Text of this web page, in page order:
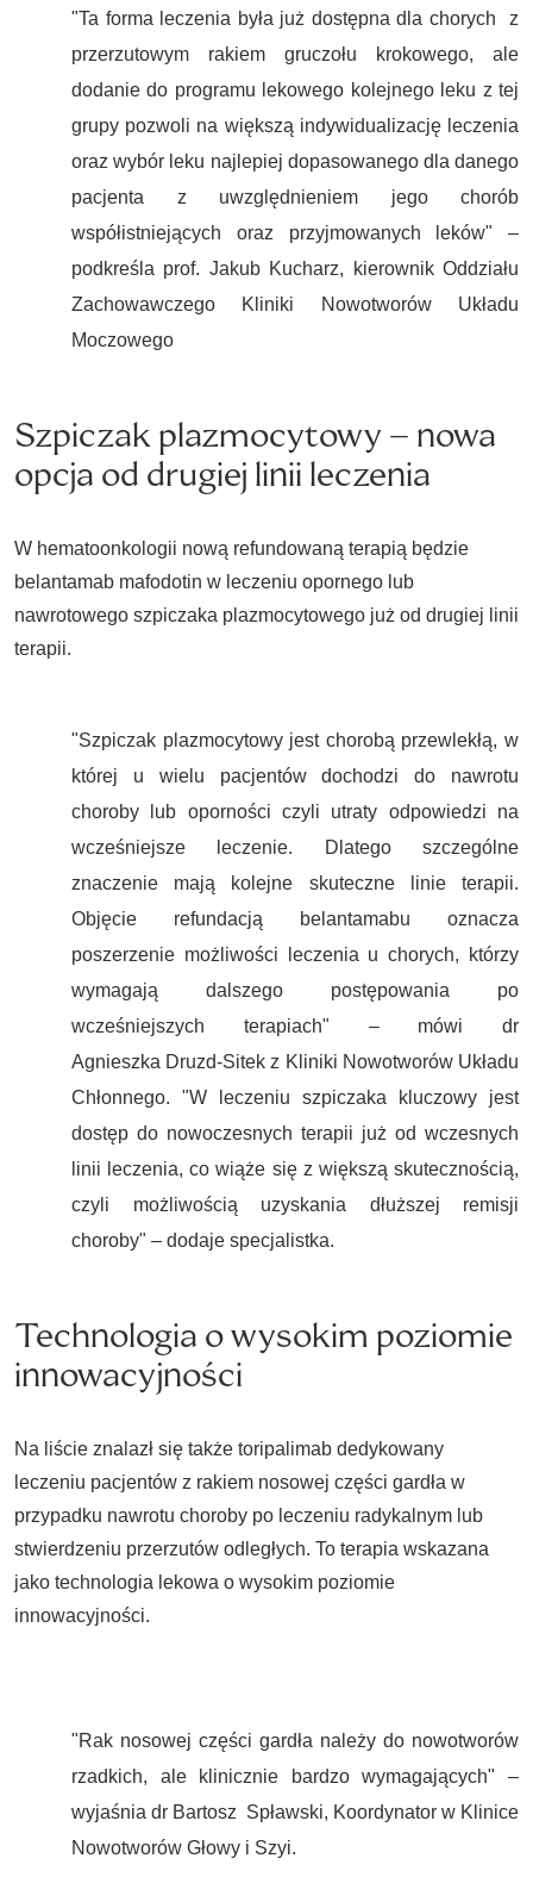
"Ta forma leczenia była już dostępna dla chorych z
przerzutowym rakiem gruczołu krokowego, ale
dodanie do programu lekowego kolejnego leku z tej
grupy pozwoli na większą indywidualizację leczenia
oraz wybór leku najlepiej dopasowanego dla danego
pacjenta z uwzględnieniem jego chorób
współistniejących oraz przyjmowanych leków" –
podkreśla prof. Jakub Kucharz, kierownik Oddziału
Zachowawczego Kliniki Nowotworów Układu
Moczowego
Szpiczak plazmocytowy – nowa
opcja od drugiej linii leczenia
W hematoonkologii nową refundowaną terapią będzie
belantamab mafodotin w leczeniu opornego lub
nawrotowego szpiczaka plazmocytowego już od drugiej linii
terapii.
"Szpiczak plazmocytowy jest chorobą przewlekłą, w
której u wielu pacjentów dochodzi do nawrotu
choroby lub oporności czyli utraty odpowiedzi na
wcześniejsze leczenie. Dlatego szczególne
znaczenie mają kolejne skuteczne linie terapii.
Objęcie refundacją belantamabu oznacza
poszerzenie możliwości leczenia u chorych, którzy
wymagają dalszego postępowania po
wcześniejszych terapiach" – mówi dr
Agnieszka Druzd-Sitek z Kliniki Nowotworów Układu
Chłonnego. "W leczeniu szpiczaka kluczowy jest
dostęp do nowoczesnych terapii już od wczesnych
linii leczenia, co wiąże się z większą skutecznością,
czyli możliwością uzyskania dłuższej remisji
choroby" – dodaje specjalistka.
Technologia o wysokim poziomie
innowacyjności
Na liście znalazł się także toripalimab dedykowany
leczeniu pacjentów z rakiem nosowej części gardła w
przypadku nawrotu choroby po leczeniu radykalnym lub
stwierdzeniu przerzutów odległych. To terapia wskazana
jako technologia lekowa o wysokim poziomie
innowacyjności.
"Rak nosowej części gardła należy do nowotworów
rzadkich, ale klinicznie bardzo wymagających" –
wyjaśnia dr Bartosz Spławski, Koordynator w Klinice
Nowotworów Głowy i Szyi.